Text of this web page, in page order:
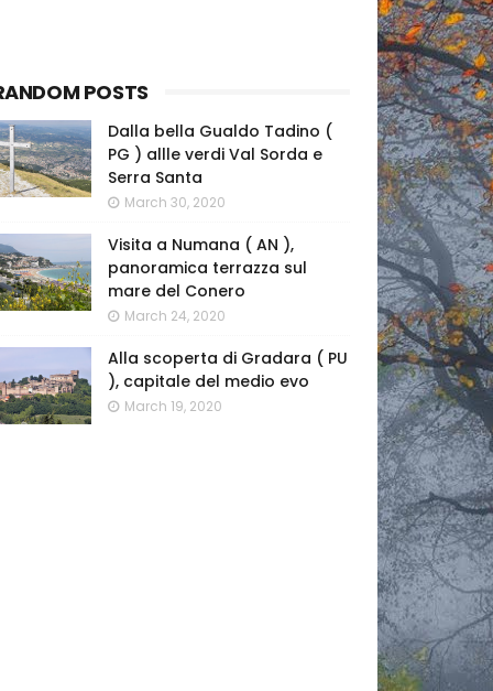
POSTS
Dalla bella Gualdo Tadino (
PG ) allle verdi Val Sorda e
Serra Santa
March 30, 2020
Visita a Numana ( AN ),
panoramica terrazza sul
mare del Conero
March 24, 2020
Alla scoperta di Gradara ( PU
), capitale del medio evo
March 19, 2020